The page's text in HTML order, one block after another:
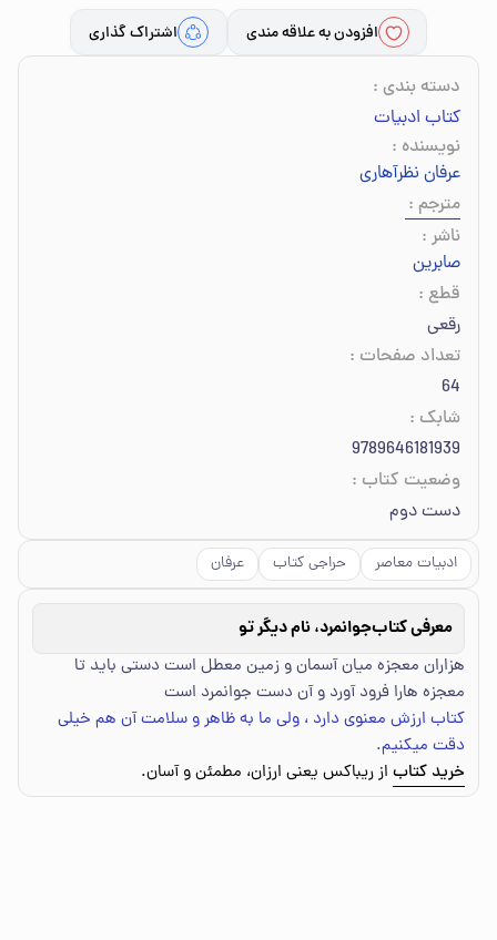
افزودن به علاقه مندی اشتراک گذاری
دسته بندی :
کتاب ادبیات
نویسنده :
عرفان نظرآهاری
مترجم :
ناشر :
صابرین
قطع :
رقعی
تعداد صفحات :
64
شابک :
9789646181939
وضعیت کتاب :
دست دوم
ادبیات معاصر حراجی کتاب عرفان
معرفی کتابجوانمرد، نام دیگر تو
هزاران معجزه میان آسمان و زمین معطل است دستی باید تا
معجزه هارا فرود آورد و آن دست جوانمرد است
کتاب ارزش معنوی دارد ، ولی ما به ظاهر و سلامت آن هم خیلی
دقت میکنیم.
خرید کتاب از ریباکس یعنی ارزان، مطمئن و آسان.